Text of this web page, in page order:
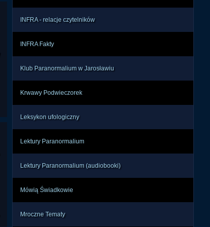
INFRA - relacje czytelników
INFRA Fakty
Klub Paranormalium w Jarosławiu
Krwawy Podwieczorek
Leksykon ufologiczny
Lektury Paranormalium
Lektury Paranormalium (audiobooki)
Mówią Świadkowie
Mroczne Tematy